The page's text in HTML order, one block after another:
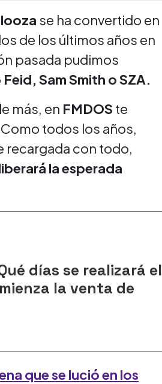
se ha convertido en
de los últimos años en
pasada pudimos
Feid, Sam Smith o SZA.
más, en FMDOS te
todos los años,
recargada con todo,
la esperada
días se realizará el
la venta de
que se lució en los